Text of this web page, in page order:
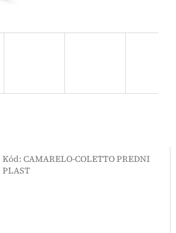
Kód: CAMARELO-COLETTO PREDNI
PLAST